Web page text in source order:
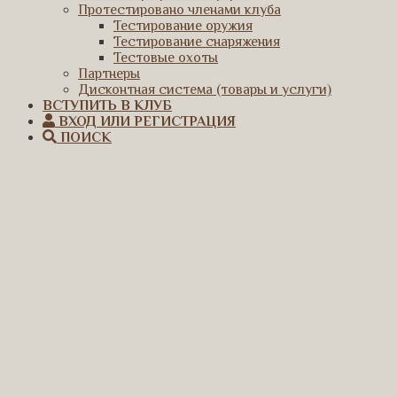
Протестировано членами клуба
Тестирование оружия
Тестирование снаряжения
Тестовые охоты
Партнеры
Дисконтная система (товары и услуги)
ВСТУПИТЬ В КЛУБ
ВХОД ИЛИ РЕГИСТРАЦИЯ
ПОИСК